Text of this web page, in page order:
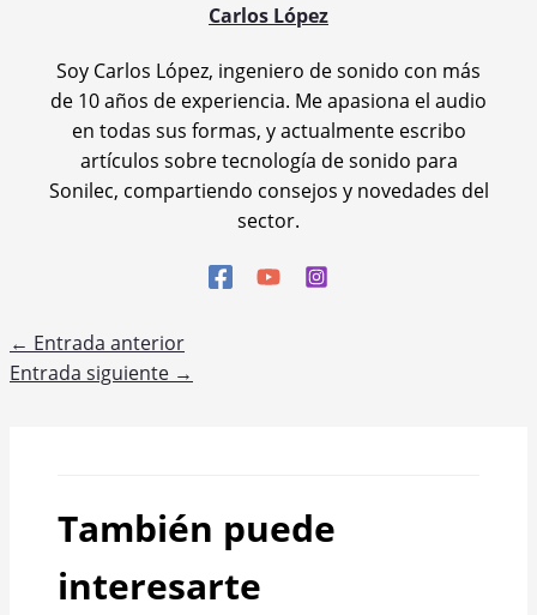
Carlos López
Soy Carlos López, ingeniero de sonido con más
de 10 años de experiencia. Me apasiona el audio
en todas sus formas, y actualmente escribo
artículos sobre tecnología de sonido para
Sonilec, compartiendo consejos y novedades del
sector.
← Entrada anterior
Entrada siguiente →
También puede
interesarte